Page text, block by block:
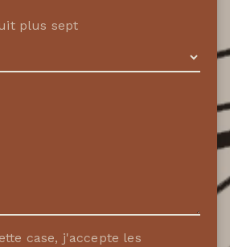
plus sept
case, j'accepte les